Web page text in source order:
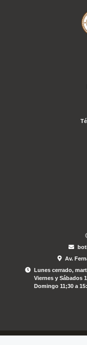
Av.
Lunes cerrado,
Viernes y Sábados
Domingo 11;30 a